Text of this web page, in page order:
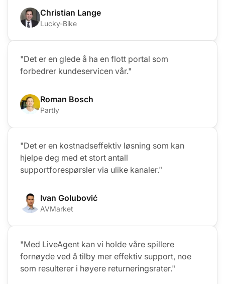
Christian Lange
Lucky-Bike
"Det er en glede å ha en flott portal som
forbedrer kundeservicen vår."
Roman Bosch
Partly
"Det er en kostnadseffektiv løsning som kan
hjelpe deg med et stort antall
supportforespørsler via ulike kanaler."
Ivan Golubović
AVMarket
"Med LiveAgent kan vi holde våre spillere
fornøyde ved å tilby mer effektiv support, noe
som resulterer i høyere returneringsrater."